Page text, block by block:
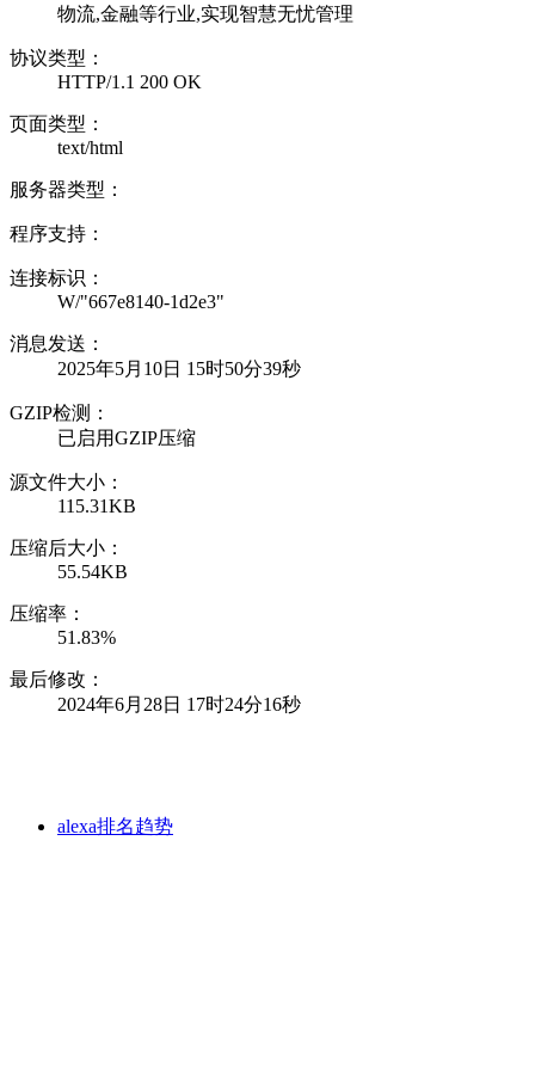
物流,金融等行业,实现智慧无忧管理
协议类型：
HTTP/1.1 200 OK
页面类型：
text/html
服务器类型：
程序支持：
连接标识：
W/"667e8140-1d2e3"
消息发送：
2025年5月10日 15时50分39秒
GZIP检测：
已启用GZIP压缩
源文件大小：
115.31KB
压缩后大小：
55.54KB
压缩率：
51.83%
最后修改：
2024年6月28日 17时24分16秒
alexa排名趋势